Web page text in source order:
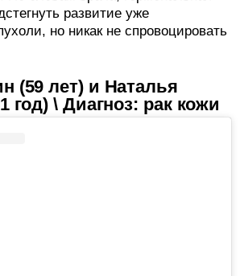
развитие уже
но никак не спровоцировать
(59 лет) и Наталья
год) \ Диагноз: рак кожи